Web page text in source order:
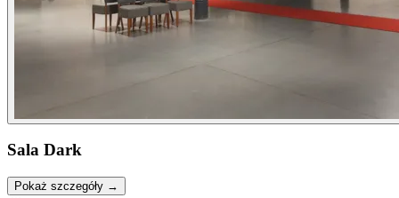
Sala Dark
Pokaż szczegóły →